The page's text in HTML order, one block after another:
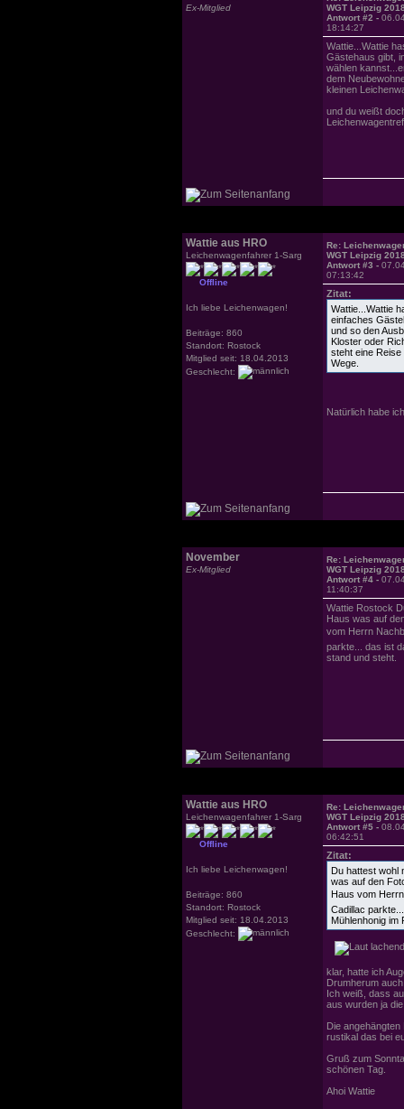
Ex-Mitglied
WGT Leipzig
Antwort #2 -
18:14:27
Wattie...Wattie
Gästehaus gibt,
wählen
dem
kleinen
und du weißt
Wattie aus HRO
Leichenwagenfahrer 1-Sarg
Offline
Ich liebe Leichenwagen!
Beiträge: 860
Standort: Rostock
Mitglied seit: 18.04.2013
Geschlecht:
Re:
WGT Leipzig
Antwort #3 -
07:13:42
Zitat:
Wattie...Wattie
einfaches
und so den
Kloster oder
steht eine
Wege.
Natürlich habe
November
Ex-Mitglied
Re:
WGT Leipzig
Antwort #4 -
11:40:37
Wattie Rostock
Haus was auf
vom Herrn
parkte... das ist
stand und steht.
Wattie aus HRO
Leichenwagenfahrer 1-Sarg
Offline
Ich liebe Leichenwagen!
Beiträge: 860
Standort: Rostock
Mitglied seit: 18.04.2013
Geschlecht:
Re:
WGT Leipzig
Antwort #5 -
06:42:51
Zitat:
Du hattest wohl
was auf den
Haus vom
Cadillac
Mühlenhonig im
klar, hatte ich
Drumherum
Ich weiß, dass
aus wurden ja
Die
rustikal das bei
Gruß zum
schönen Tag.
Ahoi Wattie